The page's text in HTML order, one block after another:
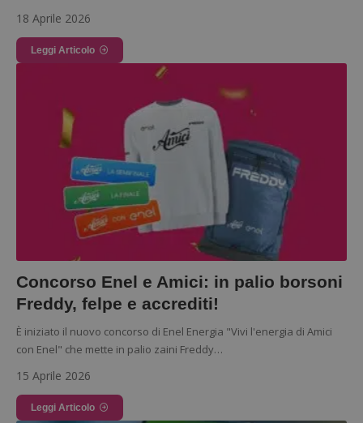
18 Aprile 2026
Leggi Articolo
Concorso Enel e Amici: in palio borsoni
Freddy, felpe e accrediti!
È iniziato il nuovo concorso di Enel Energia "Vivi l'energia di Amici
con Enel" che mette in palio zaini Freddy…
15 Aprile 2026
Leggi Articolo